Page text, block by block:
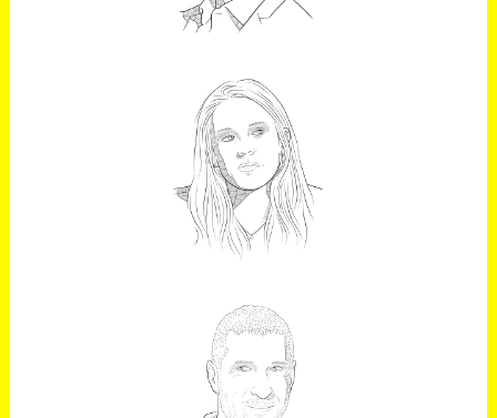
IRENE MONTERO
Ministra de Igualdad de España
JOSÉ MIGUEL
ANTÚNEZ
IPG MEDIABRANS Growth Business